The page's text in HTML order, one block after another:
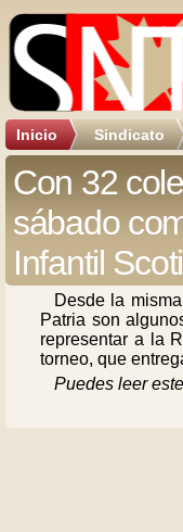
Inicio Sindicato
Con 32
sábado
Infantil
Desde la
Patria son
representar a la
torneo, que
Puedes leer